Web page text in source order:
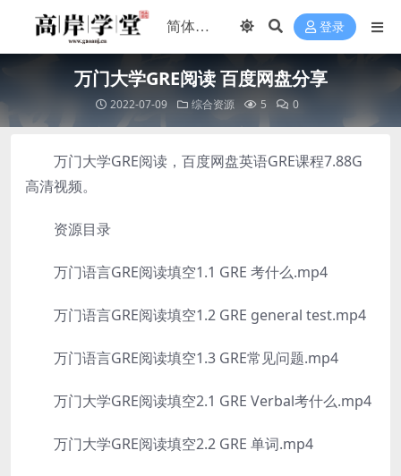
登录
万门大学GRE阅读 百度网盘分享
2022-07-09 综合资源 5 0
万门大学GRE阅读，百度网盘英语GRE课程7.88G
高清视频。
资源目录
万门语言GRE阅读填空1.1 GRE 考什么.mp4
万门语言GRE阅读填空1.2 GRE general test.mp4
万门语言GRE阅读填空1.3 GRE常见问题.mp4
万门大学GRE阅读填空2.1 GRE Verbal考什么.mp4
万门大学GRE阅读填空2.2 GRE 单词.mp4